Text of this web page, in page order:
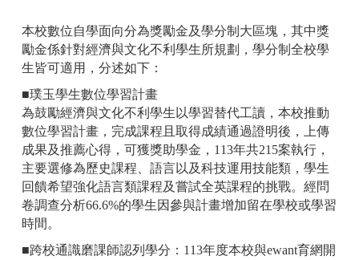
本校數位自學面向分為獎勵金及學分制大區塊，其中獎
勵金係針對經濟與文化不利學生所規劃，學分制全校學
生皆可適用，分述如下：
■璞玉學生數位學習計畫
為鼓勵經濟與文化不利學生以學習替代工讀，本校推動
數位學習計畫，完成課程且取得成績通過證明後，上傳
成果及推薦心得，可獲獎助學金，113年共215案執行，
主要選修為歷史課程、語言以及科技運用技能類，學生
回饋希望強化語言類課程及嘗試全英課程的挑戰。經問
卷調查分析66.6%的學生因參與計畫增加留在學校或學習
時間。
■跨校通識磨課師認列學分：113年度本校與ewant育網開